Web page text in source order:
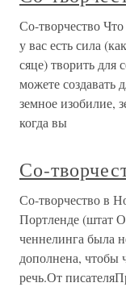
Со-творчество Что
у вас есть сила
сяце) творить для
можете создавать
земное изобилие,
когда вы
Со-
Со-творчество в
Портленде (штат
ченнелинга была
дополнена, чтобы
речь.От